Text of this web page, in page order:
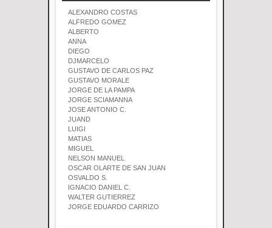
ALEXANDRO COSTAS
ALFREDO GOMEZ
ALBERTO
ANNA
DIEGO
DJMARCELO
GUSTAVO DE CARLOS PAZ
GUSTAVO MORALE
JORGE DE LA PAMPA
JORGE SCIAMANNA
JOSE ANTONIO C.
JUAND
LUIGI
MATIAS
MIGUEL
NELSON MANUEL
OSCAR OLARTE DE SAN JUAN
OSVALDO S.
IGNACIO DANIEL C.
WALTER GUTIERREZ
JORGE EDUARDO CARRIZO